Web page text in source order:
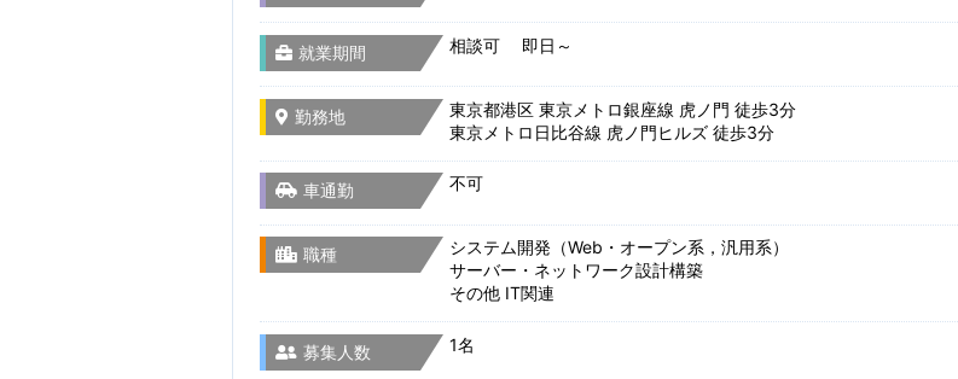
就業期間 相談可 即日～
勤務地
東京都港区 東京メトロ銀座線 虎ノ門 徒歩3分
東京メトロ日比谷線 虎ノ門ヒルズ 徒歩3分
車通勤 不可
職種
システム開発（Web・オープン系，汎用系）
サーバー・ネットワーク設計構築
その他 IT関連
募集人数 1名